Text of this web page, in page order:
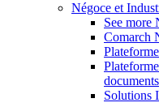
Négoce et
See more
Comarch
documents
Solutions